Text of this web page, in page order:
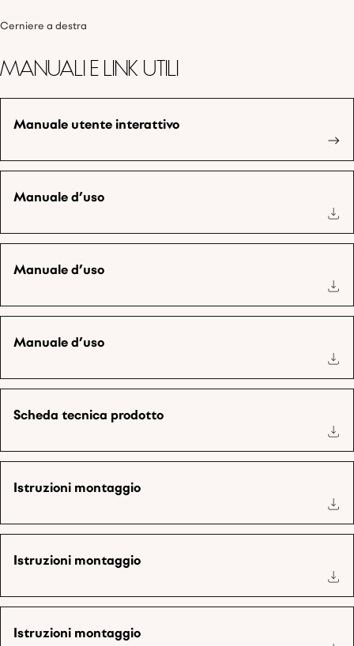
Cerniere a destra
Manuali e link utili
Manuale utente interattivo
Manuale d’uso
Manuale d’uso
Manuale d’uso
Scheda tecnica prodotto
Istruzioni montaggio
Istruzioni montaggio
Istruzioni montaggio